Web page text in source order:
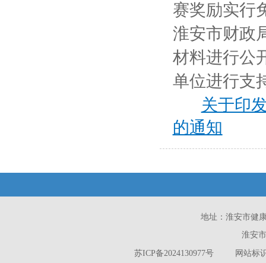
赛奖励实行
淮安市财政
材料进行公
单位进行支
关于印
的通知
地址：淮安市健
淮安
苏ICP备2024130977号 网站标